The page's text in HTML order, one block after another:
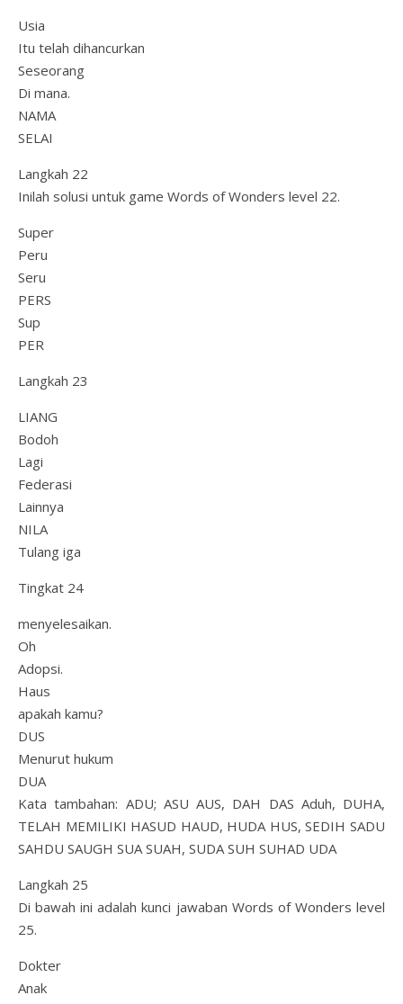
Usia
Itu telah dihancurkan
Seseorang
Di mana.
NAMA
SELAI
Langkah 22
Inilah solusi untuk game Words of Wonders level 22.
Super
Peru
Seru
PERS
Sup
PER
Langkah 23
LIANG
Bodoh
Lagi
Federasi
Lainnya
NILA
Tulang iga
Tingkat 24
menyelesaikan.
Oh
Adopsi.
Haus
apakah kamu?
DUS
Menurut hukum
DUA
Kata tambahan: ADU; ASU AUS, DAH DAS Aduh, DUHA,
TELAH MEMILIKI HASUD HAUD, HUDA HUS, SEDIH SADU
SAHDU SAUGH SUA SUAH, SUDA SUH SUHAD UDA
Langkah 25
Di bawah ini adalah kunci jawaban Words of Wonders level
25.
Dokter
Anak